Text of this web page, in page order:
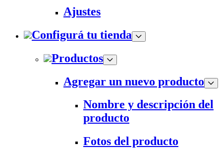
Ajustes
Configurá tu tienda
Productos
Agregar un nuevo producto
Nombre y descripción del
producto
Fotos del producto